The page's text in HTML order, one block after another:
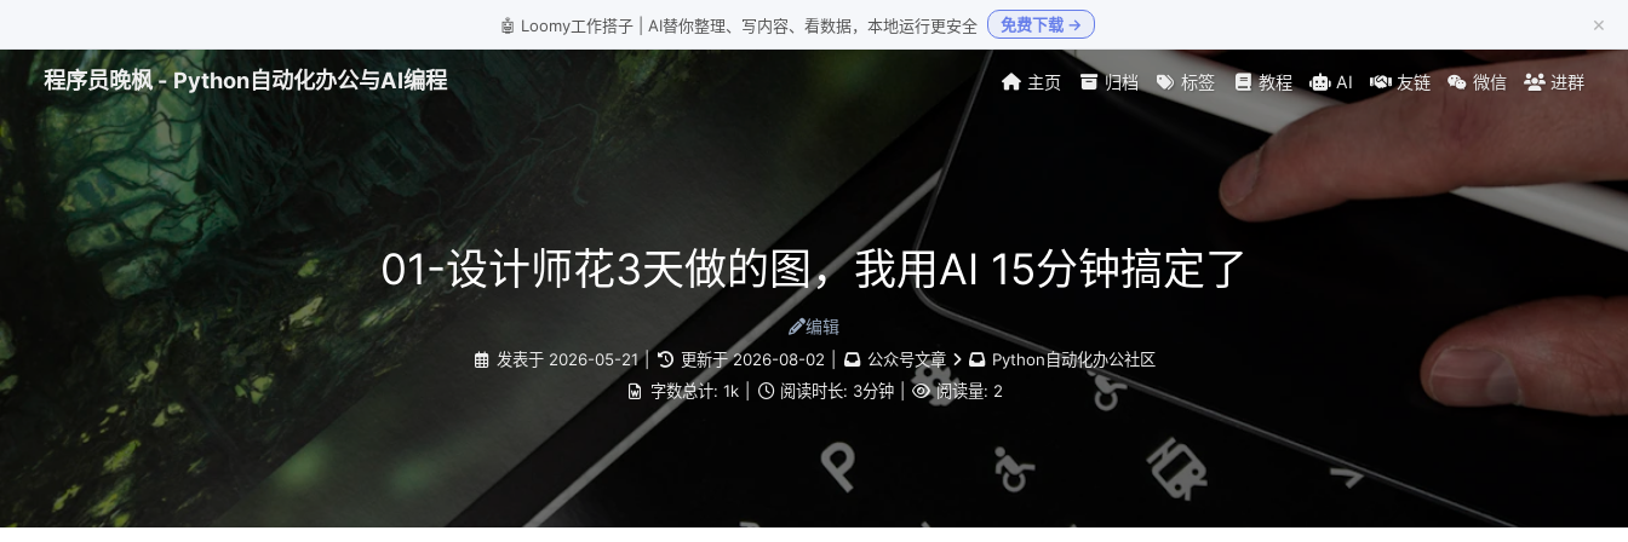
🤖 Loomy工作搭子 | AI替你整理、写内容、看数据，本地运行更安全 免费下载 → ×
程序员晚枫 - Python自动化办公与AI编程 主页 归档 标签 教程 AI 友链 微信 进群
01-设计师花3天做的图，我用AI 15分钟搞定了
编辑
发表于 2026-05-21 | 更新于 2026-08-02 公众号文章
Python自动化办公社区
字数总计: 1k 阅读时长: 3分钟 阅读量: 2